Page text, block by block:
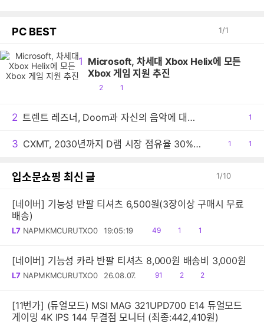
PC BEST 1/1
1 Microsoft, 차세대 Xbox Helix에 모든
Xbox 게임 지원 추진
공
2
댓1
2 트렌트 레즈너, Doom과 자신의 음악에 대한 생각 밝혀
공1
3 CXMT, 2030년까지 D램 시장 점유율 30% 목표
공1
댓1
입소문쇼핑 최신 글 1/10
[네이버] 기능성 반팔 티셔츠 6,500원(3장이상 구매시 무료
배송)
L7 NAPMKMCURUTXO0 19:05:19
읽
49
공1
댓1
[네이버] 기능성 카라 반팔 티셔츠 8,000원 배송비 3,000원
L7 NAPMKMCURUTXO0 26.08.07.
읽
91
공
2
댓
2
[11번가] (듀얼모드) MSI MAG 321UPD700 E14 듀얼모드
게이밍 4K IPS 144 무결점 모니터 (최종:442,410원)